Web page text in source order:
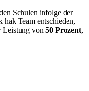
Schulen infolge der
hak Team entschieden,
Leistung von 50 Prozent,